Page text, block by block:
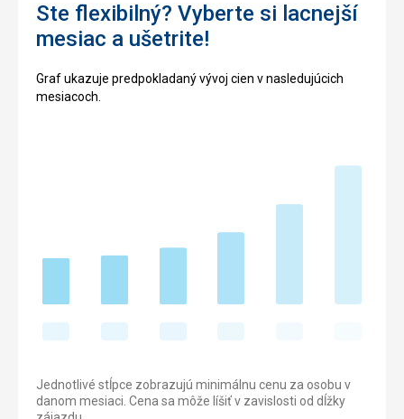
Ste flexibilný? Vyberte si lacnejší
mesiac a ušetrite!
Graf ukazuje predpokladaný vývoj cien v nasledujúcich
mesiacoch.
Jednotlivé stĺpce zobrazujú minimálnu cenu za osobu v
danom mesiaci. Cena sa môže líšiť v zavislosti od dĺžky